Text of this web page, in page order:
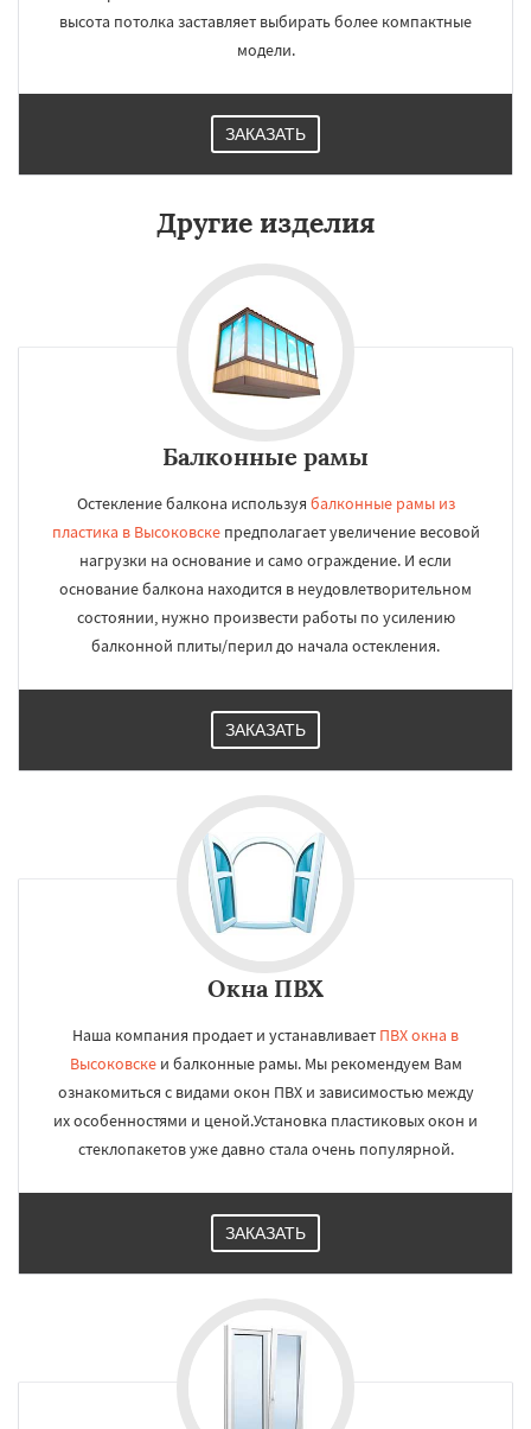
высота потолка заставляет выбирать более компактные
модели.
ЗАКАЗАТЬ
Другие изделия
Балконные рамы
Остекление балкона используя балконные рамы из
пластика в Высоковскепредполагает увеличение весовой
нагрузки на основание и само ограждение. И если
основание балкона находится в неудовлетворительном
состоянии, нужно произвести работы по усилению
балконной плиты/перил до начала остекления.
ЗАКАЗАТЬ
Окна ПВХ
Наша компания продает и устанавливает ПВХ окна в
Высоковскеи балконные рамы. Мы рекомендуем Вам
ознакомиться с видами окон ПВХ и зависимостью между
их особенностями и ценой.Установка пластиковых окон и
стеклопакетов уже давно стала очень популярной.
ЗАКАЗАТЬ